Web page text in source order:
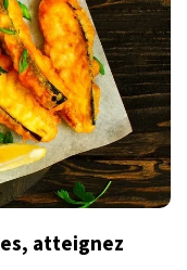
atteignez